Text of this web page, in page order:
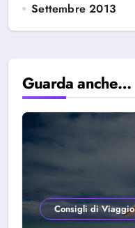
Settembre 2013
Guarda anche…
Consigli di Viaggio